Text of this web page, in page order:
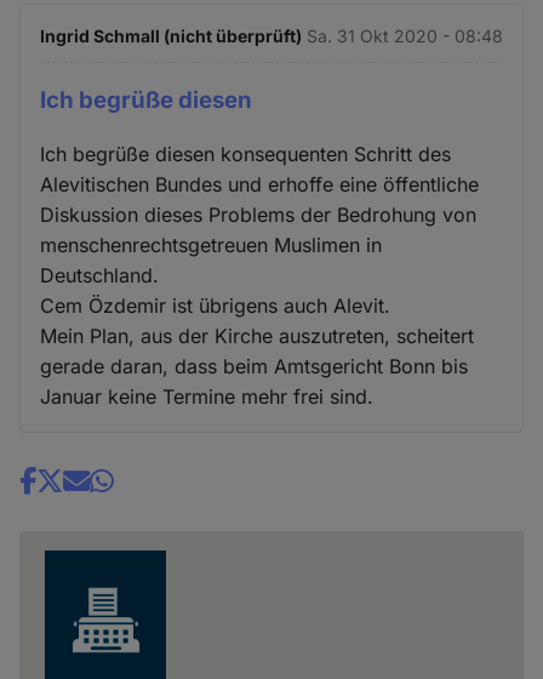
Ingrid Schmall (nicht überprüft) Sa. 31 Okt 2020 - 08:48
Ich begrüße diesen
Ich begrüße diesen konsequenten Schritt des
Alevitischen Bundes und erhoffe eine öffentliche
Diskussion dieses Problems der Bedrohung von
menschenrechtsgetreuen Muslimen in
Deutschland.
Cem Özdemir ist übrigens auch Alevit.
Mein Plan, aus der Kirche auszutreten, scheitert
gerade daran, dass beim Amtsgericht Bonn bis
Januar keine Termine mehr frei sind.
Share